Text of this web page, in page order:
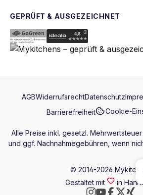
GEPRÜFT & AUSGEZEICHNET
AGBWiderrufsrechtDatenschutz
Barrierefreiheit
Cookie-
Alle Preise inkl. gesetzl.
und ggf. Nachnahmegebühren, wenn
© 2014-2026
Gestaltet mit
in